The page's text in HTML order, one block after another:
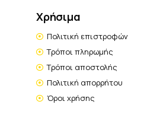
Χρήσιμα
Πολιτική επιστροφών
Τρόποι πληρωμής
Τρόποι αποστολής
Πολιτική απορρήτου
Όροι χρήσης